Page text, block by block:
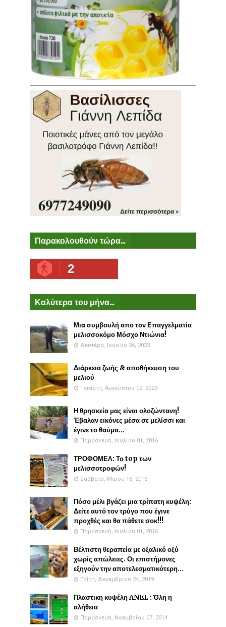
Παρακολουθούν τώρα...
2
Καλύτερα του μήνα...
Μια συμβουλή απο τον Επαγγελματία
μελισσοκόμο Μόσχο Ντιώνια!
Δευτέρα, Ιουνίου 26, 2023
Διάρκεια ζωής & αποθήκευση του
μελιού
Τετάρτη, Αυγούστου 02, 2023
Η θρησκεία μας είναι ολοζώντανη!
Έβαλαν εικόνες μέσα σε μελίσσι και
έγινε το θαύμα...
Παρασκευή, Ιουλίου 01, 2016
ΤΡΟΦΟΜΕΛ: Το top των
μελισσοτροφών!
Σάββατο, Μαΐου 16, 2015
Πόσο μέλι βγάζει μια τρίπατη κυψέλη:
Δείτε αυτό τον τρύγο που έγινε
προχθές και θα πάθετε σοκ!!!
Παρασκευή, Ιουλίου 01, 2016
Βέλτιστη θεραπεία με οξαλικό οξύ
χωρίς απώλειες. Οι επιστήμονες
εξηγούν την αποτελεσματικότερη...
Τρίτη, Δεκεμβρίου 24, 2019
Πλαστικη κυψέλη ANEL : Όλη η
αλήθεια
Παρασκευή, Νοεμβρίου 07, 2014